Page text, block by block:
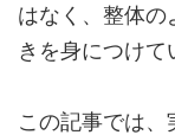
はなく、整体の
きを身につけて
この記事では